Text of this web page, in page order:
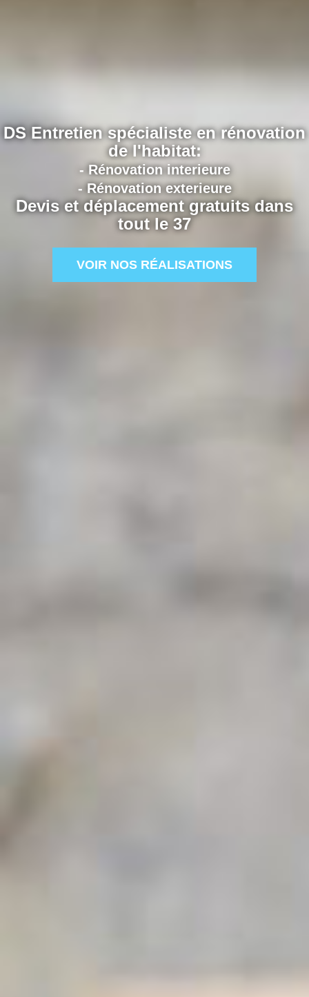
DS Entretien spécialiste en rénovation
de l'habitat:
- Rénovation interieure
- Rénovation exterieure
Devis et déplacement gratuits dans
tout le 37
VOIR NOS RÉALISATIONS